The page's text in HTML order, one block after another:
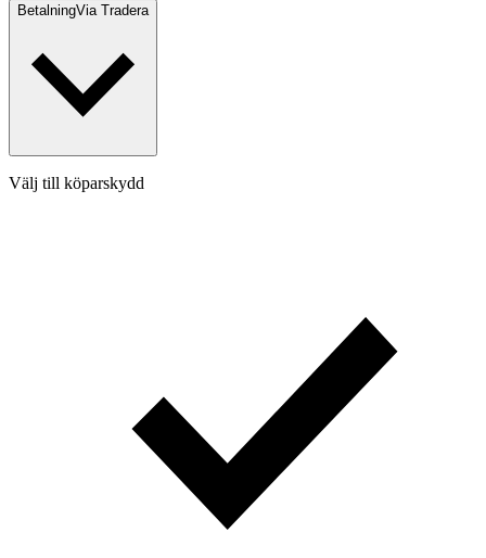
BetalningVia Tradera
Välj till köparskydd